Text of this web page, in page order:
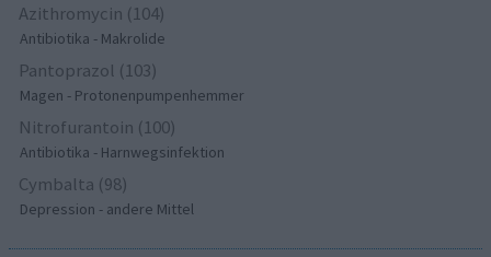
Azithromycin (104)
Antibiotika - Makrolide
Pantoprazol (103)
Magen - Protonenpumpenhemmer
Nitrofurantoin (100)
Antibiotika - Harnwegsinfektion
Cymbalta (98)
Depression - andere Mittel